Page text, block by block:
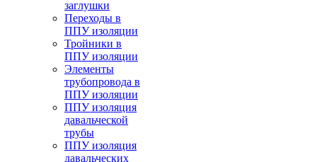
заглушки
Переходы в
ППУ изоляции
Тройники в
ППУ изоляции
Элементы
трубопровода в
ППУ изоляции
ППУ изоляция
давальческой
трубы
ППУ изоляция
давальческих